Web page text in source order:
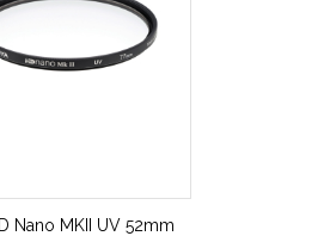
Nano MKII UV 52mm